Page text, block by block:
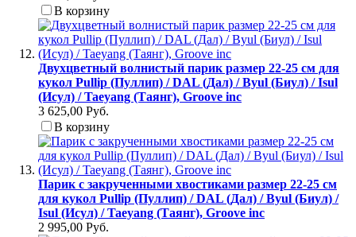
В корзину
Двухцветный волнистый парик размер 22-25 см для
кукол Pullip (Пуллип) / DAL (Дал) / Byul (Биул) / Isul
(Исул) / Taeyang (Таянг), Groove inc
3 625,00 Руб.
В корзину
Парик с закрученными хвостиками размер 22-25 см
для кукол Pullip (Пуллип) / DAL (Дал) / Byul (Биул) /
Isul (Исул) / Taeyang (Таянг), Groove inc
2 995,00 Руб.